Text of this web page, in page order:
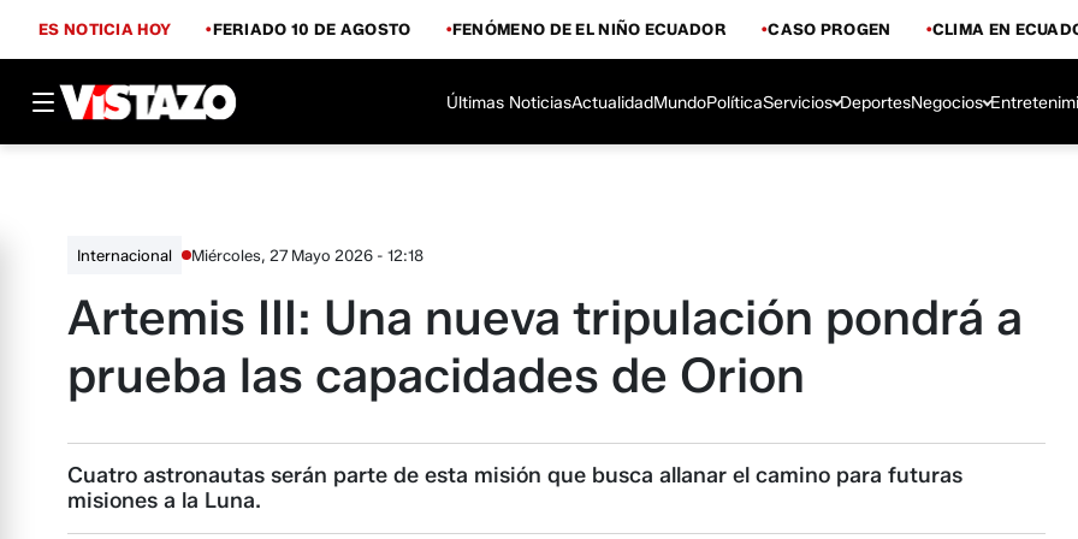
ES NOTICIA HOY FERIADO 10 DE AGOSTO FENÓMENO DE EL NIÑO ECUADOR CASO PROGEN CLIMA EN
Últimas NoticiasActualidadMundoPolíticaServicios DeportesNegocios
Internacional Miércoles, 27 Mayo 2026 - 12:18
Artemis III: Una nueva tripulación pondrá a
prueba las capacidades de Orion
Cuatro astronautas serán parte de esta misión que busca allanar el camino para futuras
misiones a la Luna.